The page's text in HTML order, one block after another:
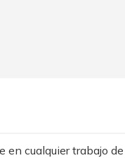
cualquier trabajo